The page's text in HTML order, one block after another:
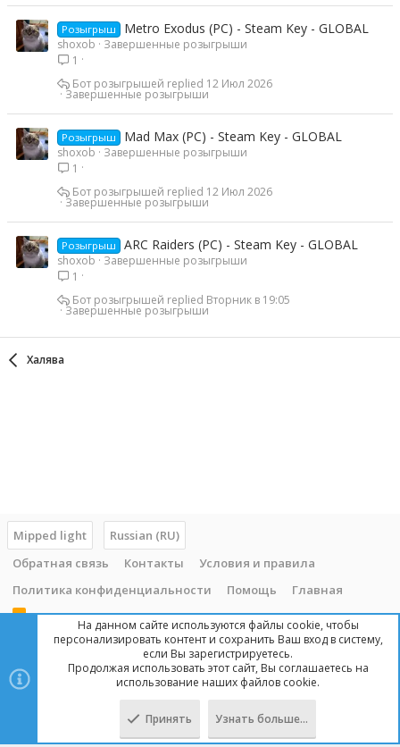
Розыгрыш Metro Exodus (PC) - Steam Key - GLOBAL
shoxob
Завершенные розыгрыши
1
Завершенные розыгрыши
12 Июл 2026
Бот розыгрышей
Розыгрыш Mad Max (PC) - Steam Key - GLOBAL
shoxob
Завершенные розыгрыши
1
Завершенные розыгрыши
12 Июл 2026
Бот розыгрышей
Розыгрыш ARC Raiders (PC) - Steam Key - GLOBAL
shoxob
Завершенные розыгрыши
1
Завершенные розыгрыши
Вторник в 19:05
Бот розыгрышей
Халява
Mipped light
Russian (RU)
Обратная связь
Контакты
Условия и правила
Политика конфиденциальности
Помощь Главная
R
Copyright © 2014 - 2025, mipped.com. Все права защищены. При
копировании материала с сайта, обратная ссылка обязательна!
На данном сайте используются файлы cookie, чтобы
персонализировать контент и сохранить Ваш вход в систему,
если Вы зарегистрируетесь.
Продолжая использовать этот сайт, Вы соглашаетесь на
использование наших файлов cookie.
Принять Узнать больше…